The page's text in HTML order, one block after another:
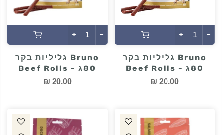
Bruno גליליות בקר
80ג - Beef Rolls
20.00 ₪
Bruno גליליות בקר
80ג - Beef Rolls
20.00 ₪